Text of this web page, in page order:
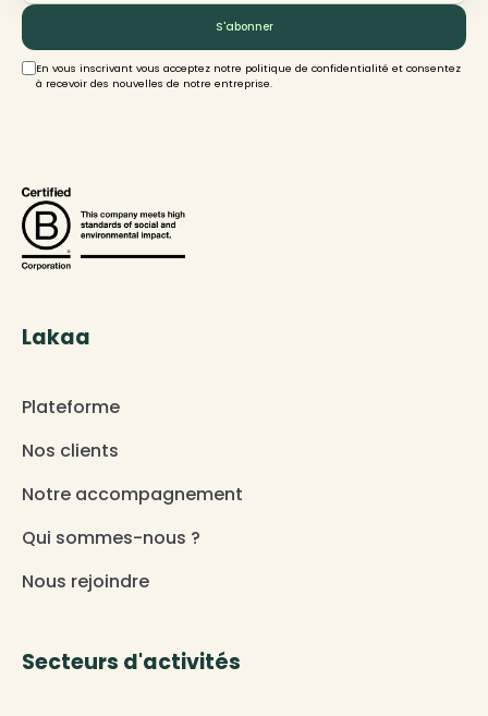
En vous inscrivant vous acceptez notre politique de confidentialité et consentez
à recevoir des nouvelles de notre entreprise.
Lakaa
Plateforme
Nos clients
Notre accompagnement
Qui sommes-nous ?
Nous rejoindre
Secteurs d'activités